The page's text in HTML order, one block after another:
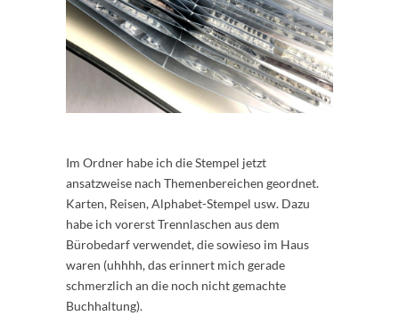
Im Ordner habe ich die Stempel jetzt
ansatzweise nach Themenbereichen geordnet.
Karten, Reisen, Alphabet-Stempel usw. Dazu
habe ich vorerst Trennlaschen aus dem
Bürobedarf verwendet, die sowieso im Haus
waren (uhhhh, das erinnert mich gerade
schmerzlich an die noch nicht gemachte
Buchhaltung).